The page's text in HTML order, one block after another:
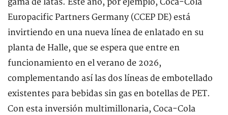
Europacific Partners Germany (CCEP DE) está
invirtiendo en una nueva línea de enlatado en su
planta de Halle, que se espera que entre en
funcionamiento en el verano de 2026,
complementando así las dos líneas de embotellado
existentes para bebidas sin gas en botellas de PET.
Con esta inversión multimillonaria, Coca-Cola